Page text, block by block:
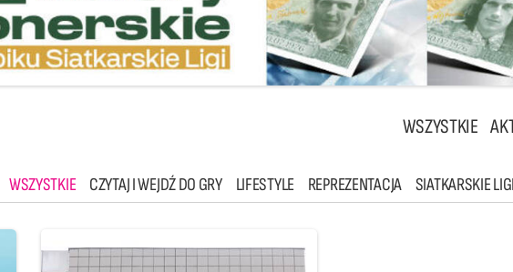
WSZYSTKIE
WSZYSTKIE CZYTAJ I WEJDŹ DO GRY LIFESTYLE REPREZENTACJA SIATKARSKIE LIGI